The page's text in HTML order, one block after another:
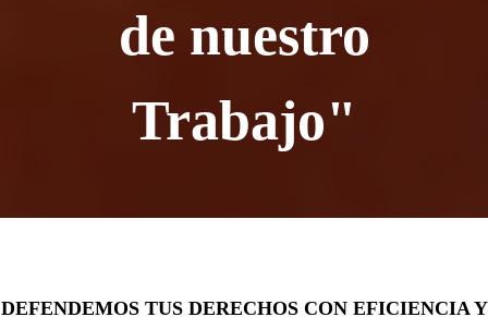
de nuestro
Trabajo"
DEFENDEMOS TUS DERECHOS CON EFICIENCIA Y